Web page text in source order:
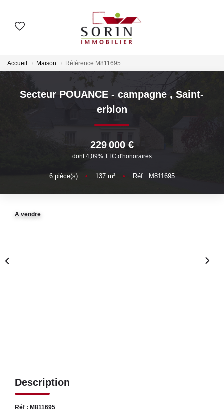
Nos Agences
Notre Histoire
ESTIMER
Estimation En Ligne
Accueil Maison Référence M811695
Secteur POUANCE - campagne, Saint-
erblon
229 000 €
dont 4,09% TTC d'honoraires
6pièce(s) • 137m² • Réf : M811695
A vendre
Description
Réf : M811695